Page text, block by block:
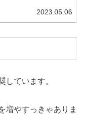
2023.05.06
しています。
増やすっきゃありま